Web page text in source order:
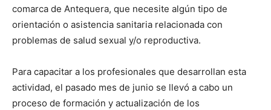
comarca de Antequera, que necesite algún tipo de
orientación o asistencia sanitaria relacionada con
problemas de salud sexual y/o reproductiva.
Para capacitar a los profesionales que desarrollan esta
actividad, el pasado mes de junio se llevó a cabo un
proceso de formación y actualización de los